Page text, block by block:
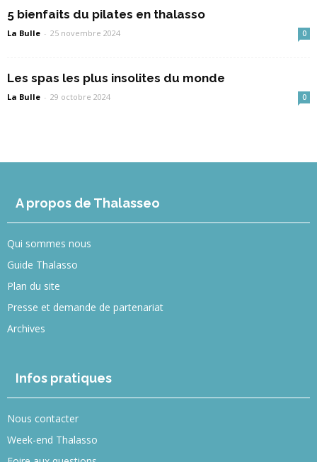
5 bienfaits du pilates en thalasso
La Bulle - 25 novembre 2024 0
Les spas les plus insolites du monde
La Bulle - 29 octobre 2024 0
A propos de Thalasseo
Qui sommes nous
Guide Thalasso
Plan du site
Presse et demande de partenariat
Archives
Infos pratiques
Nous contacter
Week-end Thalasso